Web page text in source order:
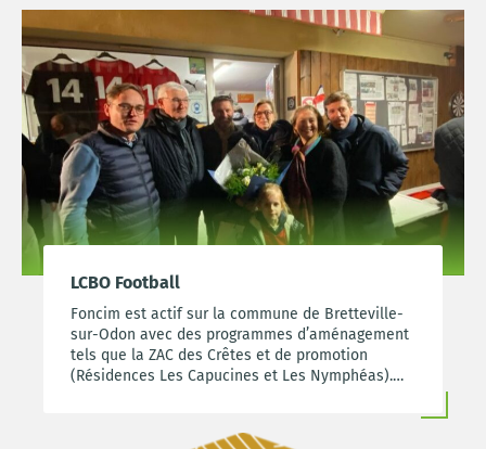
LCBO Football
Foncim est actif sur la commune de Bretteville-
sur-Odon avec des programmes d’aménagement
tels que la ZAC des Crêtes et de promotion
(Résidences Les Capucines et Les Nymphéas).
http://club.quomodo.com/lcbo-football-fr